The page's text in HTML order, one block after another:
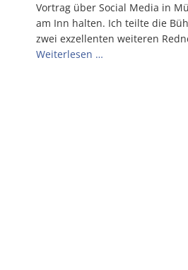
Vor­trag über Social Media in
am Inn hal­ten. Ich teil­te die
zwei exzel­len­ten wei­te­ren
Wei­ter­le­sen …